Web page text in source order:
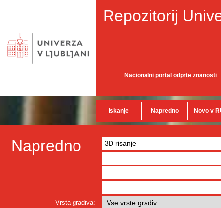
Repozitorij
Nacionalni portal odprte znanosti
Iskanje Napredno Novo v
Napredno
Vrsta gradiva: